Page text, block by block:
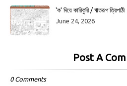
'ক' দিয়ে কারিকুরি / ঋতরূপ ত্রিপাঠী
June 24, 2026
Post A
0 Comments